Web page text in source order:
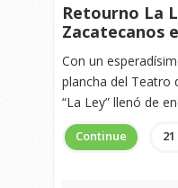
Retourno La
Zacatecanos
Con un
plancha del Teatro
“La Ley” llenó de
Continue